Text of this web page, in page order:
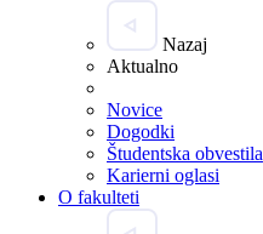
Nazaj
Aktualno
Novice
Dogodki
Študentska obvestila
Karierni oglasi
O fakulteti